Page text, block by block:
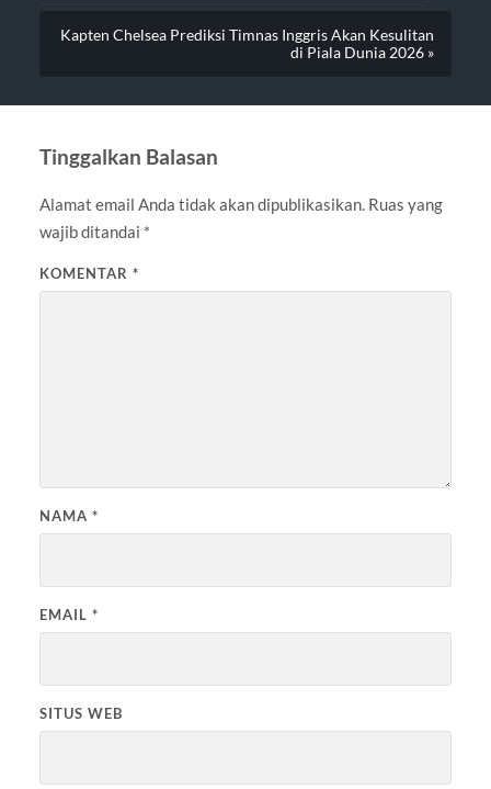
Kapten Chelsea Prediksi Timnas Inggris Akan Kesulitan
di Piala Dunia 2026 »
Tinggalkan Balasan
Alamat email Anda tidak akan dipublikasikan. Ruas yang
wajib ditandai *
KOMENTAR *
NAMA *
EMAIL *
SITUS WEB